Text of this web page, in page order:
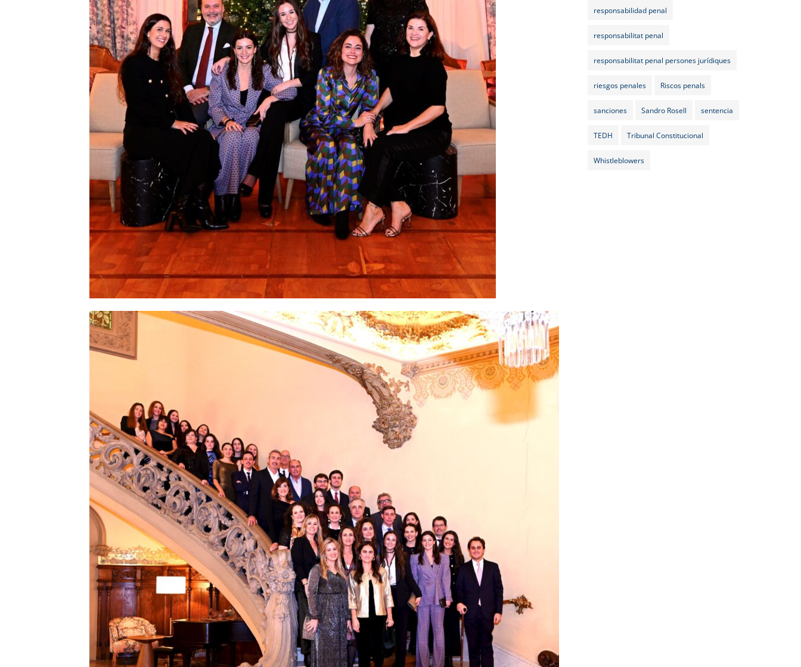
responsabilidad penal
responsabilitat penal
responsabilitat penal persones jurídiques
riesgos penales Riscos penals
sanciones Sandro Rosell sentencia
TEDH Tribunal Constitucional
Whistleblowers